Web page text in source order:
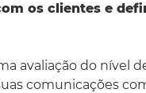
os clientes e
avaliação do nível
comunicações